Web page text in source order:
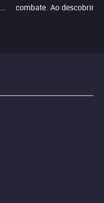
combate. Ao descobrir a